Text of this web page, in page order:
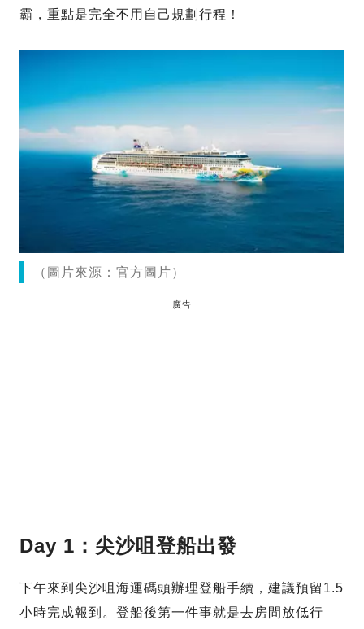
霸，重點是完全不用自己規劃行程！
（圖片來源：官方圖片）
廣告
Day 1：尖沙咀登船出發
下午來到尖沙咀海運碼頭辦理登船手續，建議預留1.5
小時完成報到。登船後第一件事就是去房間放低行